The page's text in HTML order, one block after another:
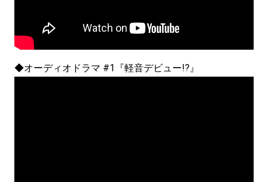
◆オーディオドラマ #1『軽音デビュー!?』